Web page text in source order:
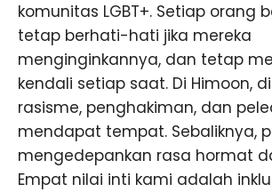
komunitas LGBT+. Setiap orang
tetap berhati-hati jika mereka
menginginkannya, dan tetap
kendali setiap saat. Di Himoon,
rasisme, penghakiman, dan
mendapat tempat. Sebaliknya,
mengedepankan rasa hormat
Empat nilai inti kami adalah